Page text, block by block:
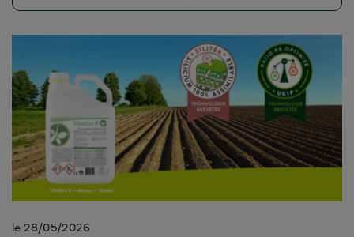
le 28/05/2026